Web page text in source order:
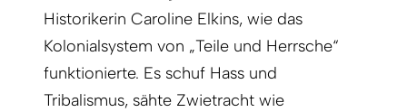
Historikerin Caroline Elkins, wie das
Kolonialsystem von „Teile und Herrsche“
funktionierte. Es schuf Hass und
Tribalismus, sähte Zwietracht wie